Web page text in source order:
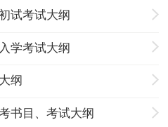
试考试大纲
学考试大纲
纲
书目、考试大纲